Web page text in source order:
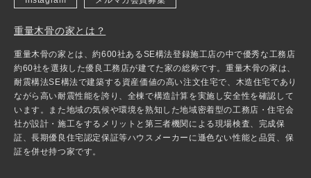
重量木骨の家とは？
重量木骨の家とは、約600社あるSE構法登録施工店の中で優秀な工務店
約60社を選抜した優良工務店が建てた家の総称です。重量木骨の家は、
耐震構法SE構法で建築する資産価値の高い注文住宅で、木造住宅であり
ながら高い耐震性能を誇り、全棟で構造計算を実施し安全性を確認して
います。また地域の気候や環境を熟知した地域密着型の工務店・住宅会
社が設計・施工をするメリットと第三者機関による現場検査、完成保
証、長期優良住宅認定保証等ハウスメーカーに遜色ない性能と品質、保
証を併せ持つ家です。